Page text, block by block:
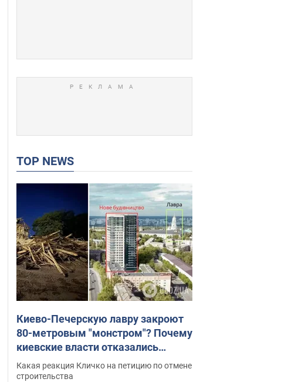
TOP NEWS
Киево-Печерскую лавру закроют
80-метровым "монстром"? Почему
киевские власти отказались
остановить строительство
небоскреба "московского
Какая реакция Кличко на петицию по отмене
строительства